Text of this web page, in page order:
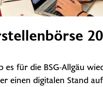
es für die BSG-Allgäu
einen digitalen Stand